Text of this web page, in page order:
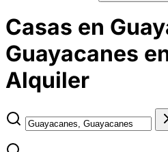
Casas en
Guayacanes
Alquiler